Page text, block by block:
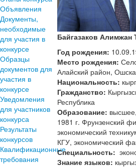
Объявления
Документы,
необходимые
для участия в
конкурсе
Образцы
документов для
участия в
конкурсе
Уведомления
для участников
конкурса
Результаты
конкурсов
Квалификационные
требования
Байгазаков Алимжан
Год рождения:
Место рождения:
Алайский район,
Национальность:
Гражданство:
Республика
Образование:
1981 г. Фрунзенский
экономический
КГУ, экономический
Специальность:
Знание языков: